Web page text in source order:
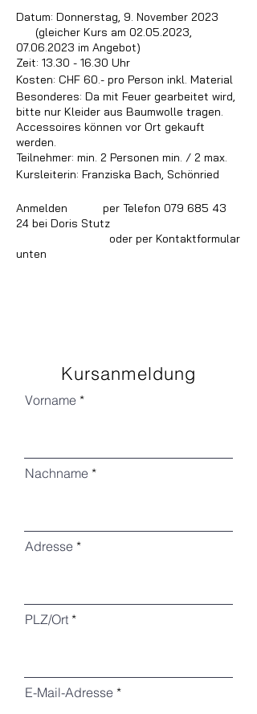
Datum: Donnerstag, 9. November 2023
(gleicher Kurs am 02.05.2023,
07.06.2023 im Angebot)
Zeit: 13.30 - 16.30 Uhr
Kosten: CHF 60.- pro Person inkl. Material
Besonderes: Da mit Feuer gearbeitet wird,
bitte nur Kleider aus Baumwolle tragen.
Accessoires können vor Ort gekauft
werden.
Teilnehmer: min. 2 Personen min. / 2 max.
Kursleiterin: Franziska Bach, Schönried
Anmelden per Telefon 079 685 43
24 bei Doris Stutz
oder per Kontaktformular
unten
Kursanmeldung
Vorname
Nachname
Adresse
PLZ/Ort
E-Mail-Adresse